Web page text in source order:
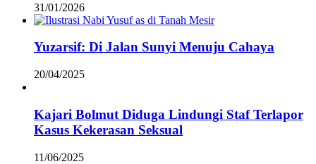
31/01/2026
Yuzarsif: Di Jalan Sunyi Menuju Cahaya
20/04/2025
Kajari Bolmut Diduga Lindungi Staf Terlapor
Kasus Kekerasan Seksual
11/06/2025